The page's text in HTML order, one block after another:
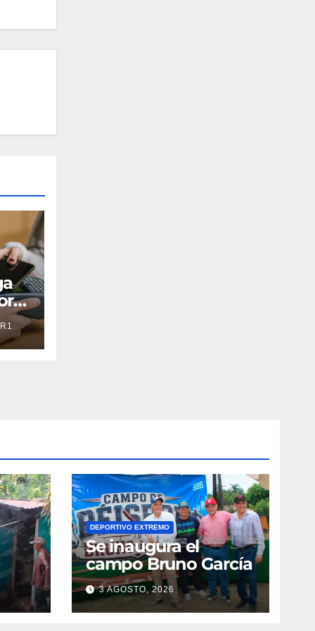
DEPORTIVO EXTREMO
Se inaugura el
campo Bruno García
3 AGOSTO, 2026